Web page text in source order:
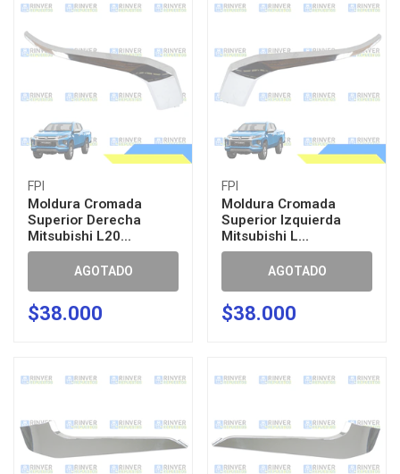
FPI
Moldura Cromada
Superior Derecha
Mitsubishi L20...
AGOTADO
$38.000
FPI
Moldura Cromada
Superior Izquierda
Mitsubishi L...
AGOTADO
$38.000